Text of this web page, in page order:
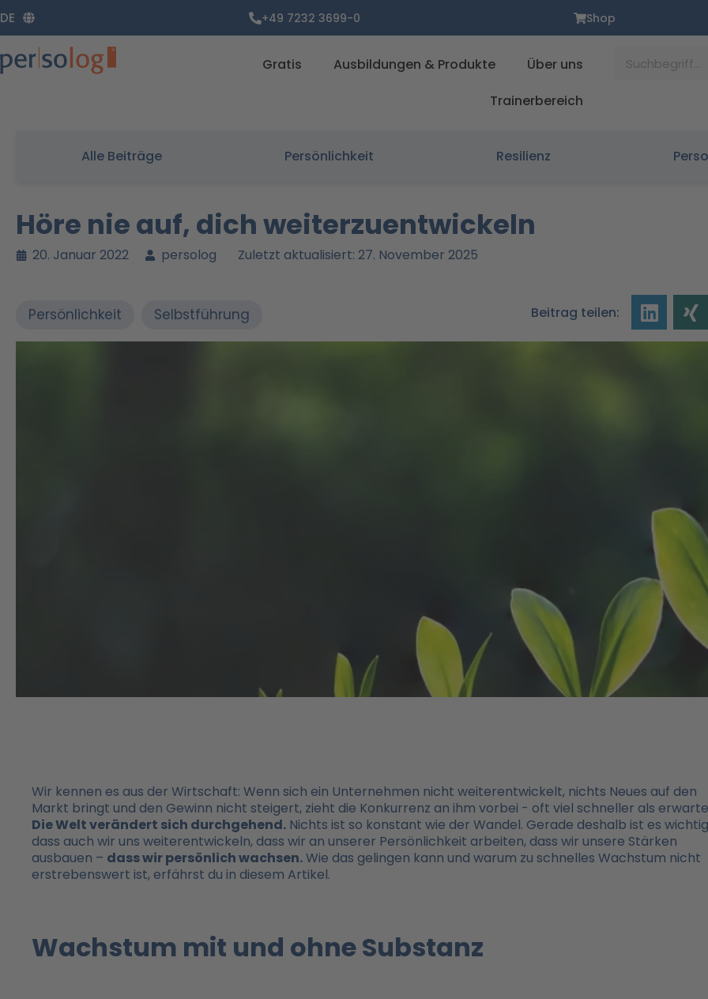
Inhalt
springen
DE +49 7232 3699-0 Shop
Gratis Ausbildungen & Produkte
Über uns
Trainerbereich
Alle Beiträge Persönlichkeit Resilienz
Höre nie auf, dich weiterzuentwickeln
20. Januar 2022 persolog Zuletzt aktualisiert: 27. November 2025
Persönlichkeit Selbstführung Beitrag teilen:
Wir kennen es aus der Wirtschaft: Wenn sich ein Unternehmen nicht weiterentwickelt, nichts Neues auf den
Markt bringt und den Gewinn nicht steigert, zieht die Konkurrenz an ihm vorbei - oft viel schneller als
Die Welt verändert sich durchgehend. Nichts ist so konstant wie der Wandel. Gerade deshalb ist es
dass auch wir uns weiterentwickeln, dass wir an unserer Persönlichkeit arbeiten, dass wir unsere Stärken
ausbauen – dass wir persönlich wachsen.Wie das gelingen kann und warum zu schnelles Wachstum nicht
erstrebenswert ist, erfährst du in diesem Artikel.
Wachstum mit und ohne Substanz